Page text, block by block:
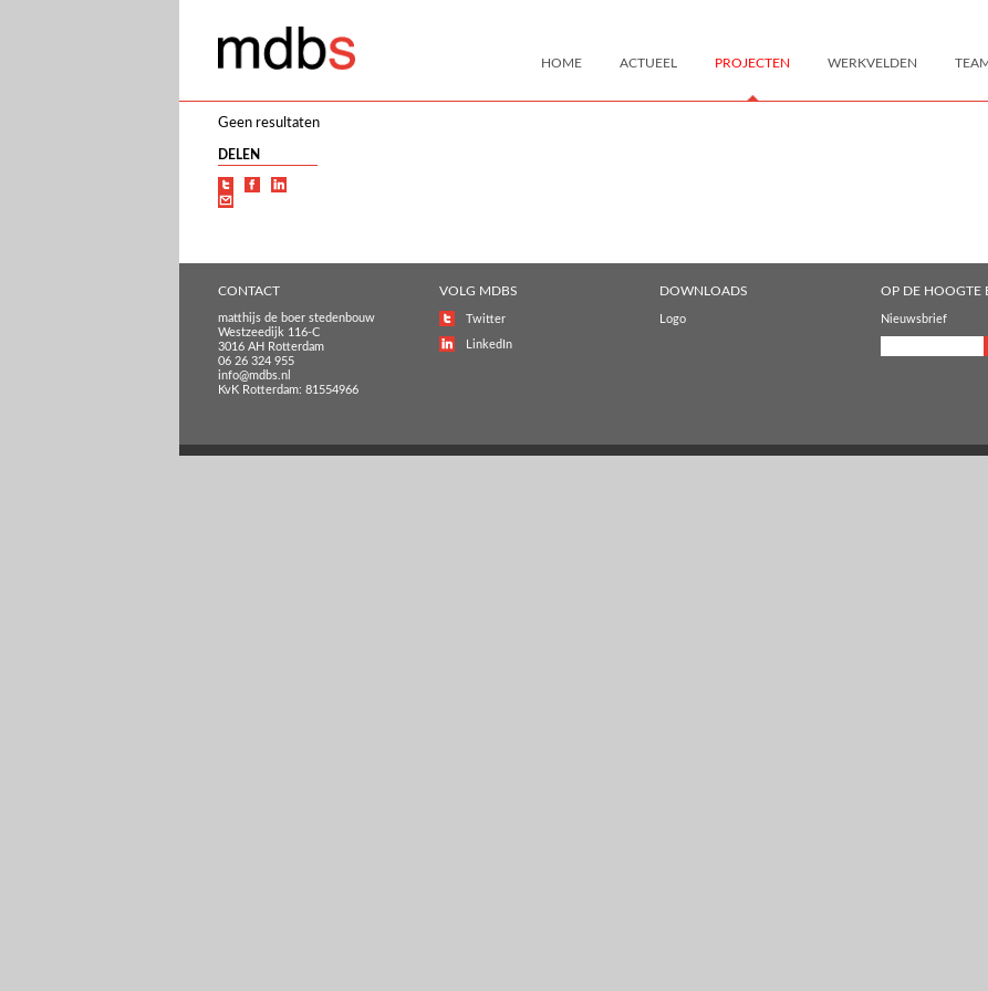
HOME ACTUEEL PROJECTEN WERKVELDEN
Geen resultaten
DELEN
CONTACT
matthijs de boer stedenbouw
Westzeedijk 116-C
3016 AH Rotterdam
06 26 324 955
info@mdbs.nl
KvK Rotterdam: 81554966
VOLG MDBS
Twitter
LinkedIn
DOWNLOADS
Logo
OP DE HOOGTE
Nieuwsbrief